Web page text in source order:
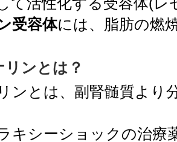
受容体には、脂肪の燃
リンとは？
ンとは、副腎髄質より
キシーショックの治療